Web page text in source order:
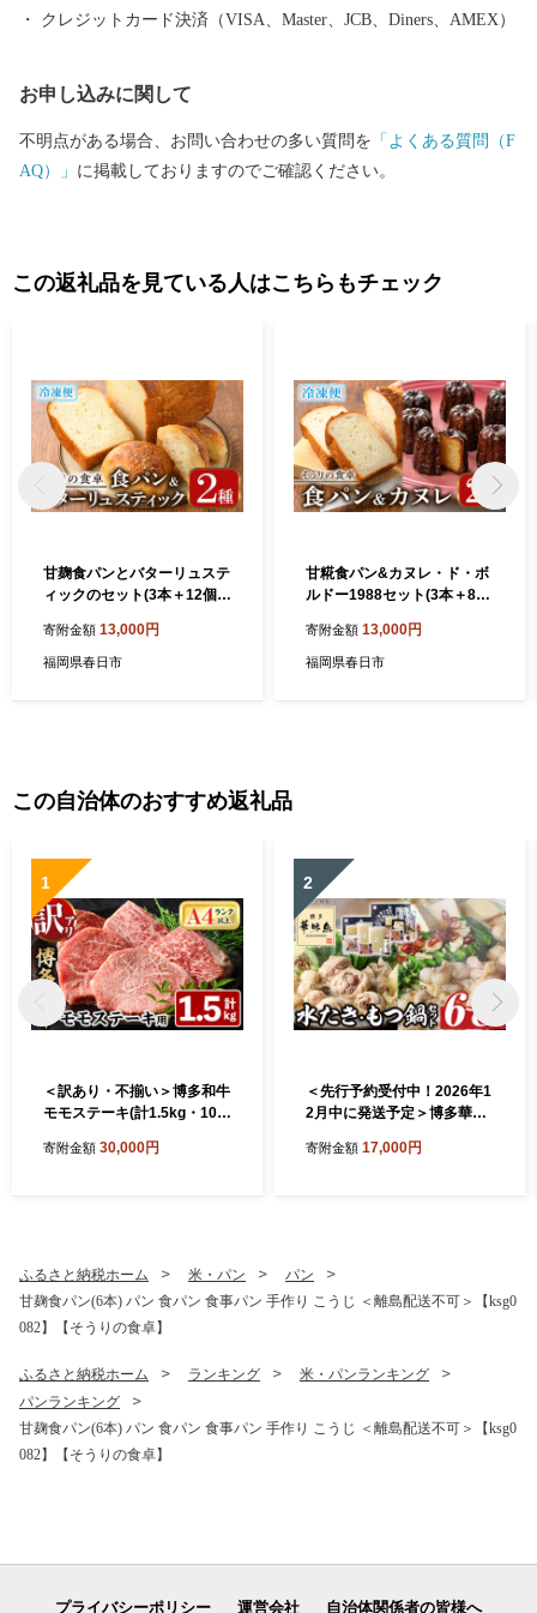
クレジットカード決済（VISA、Master、JCB、Diners、AMEX）
お申し込みに関して
不明点がある場合、お問い合わせの多い質問を 「よくある質問（F
AQ）」 に掲載しておりますのでご確認ください。
この返礼品を見ている人はこちらもチェック
甘麹食パンとバターリュステ
ィックのセット(3本＋12個)
成発酵 詰め合わせ 手作り こ
うじ 冷凍 ＜離島配送不可＞
寄附金額 13,000円
福岡県春日市
甘糀食パン&カヌレ・ド・ボ
ルドー1988セット(3本＋8
洋菓子 焼き菓子 詰め合わせ
手作り こうじ お土産 長期低
寄附金額 13,000円
福岡県春日市
この自治体のおすすめ返礼品
1
＜訳あり・不揃い＞博多和牛
モモステーキ(計1.5kg・100
モモ肉 ステーキ BBQ 小分け
寄附金額 30,000円
2
＜先行予約受付中！2026年1
2月中に発送予定＞博多華味
～8人前)モツ鍋 水炊き 鶏肉
4-12】【水たき料亭 博多華
味鳥】
寄附金額 17,000円
ふるさと納税ホーム 米・パン
パン
甘麹食パン(6本) パン 食パン 食事パン 手作り こうじ ＜離島配送不可＞【ksg0
082】【そうりの食卓】
ふるさと納税ホーム ランキング
米・パンランキング
パンランキング
甘麹食パン(6本) パン 食パン 食事パン 手作り こうじ ＜離島配送不可＞【ksg0
082】【そうりの食卓】
プライバシーポリシー 運営会社 自治体関係者の皆様へ